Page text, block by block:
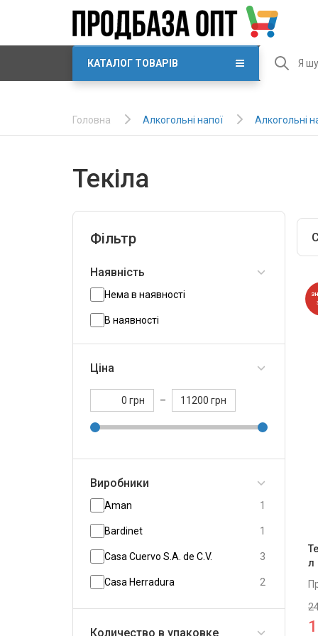
КАТАЛОГ ТОВАРІВ
Головна Алкогольні напої Алкогольні
Текіла
Фільтр
Наявність
Нема в наявності
В наявності
Ціна
грн – грн
Виробники
Aman 1
Bаrdinet 1
Casa Cuervo S.A. de C.V. 3
Casa Herradura 2
Casa Noble 3
Casamigos 3
Количество в упаковке
л